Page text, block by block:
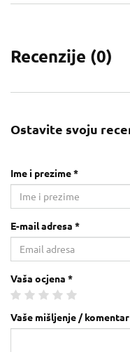
Recenzije (0)
Ostavite svoju
Ime i prezime *
E-mail adresa *
Vaša ocjena *
Vaše mišljenje /